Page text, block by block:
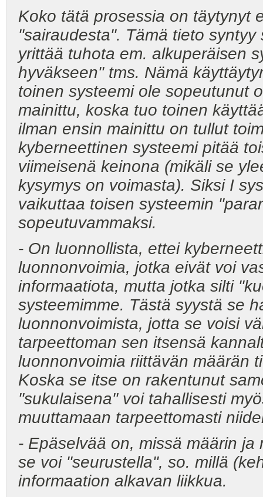
Koko tätä prosessia on täytynyt
"sairaudesta". Tämä tieto
yrittää tuhota em. alkuperäisen
hyväkseen" tms. Nämä
toinen systeemi ole sopeutunut
mainittu, koska tuo toinen
ilman ensin mainittu on tullut
kyberneettinen systeemi pitää
viimeisenä keinona (mikäli se
kysymys on voimasta). Siksi I
vaikuttaa toisen systeemin
sopeutuvammaksi.
- On luonnollista, ettei
luonnonvoimia, jotka eivät voi
informaatiota, mutta jotka silti
systeemimme. Tästä syystä se
luonnonvoimista, jotta se voisi
tarpeettoman sen itsensä
luonnonvoimia riittävän määrän
Koska se itse on rakentunut
"sukulaisena" voi tahallisesti
muuttamaan tarpeettomasti
- Epäselvää on, missä määrin
se voi "seurustella", so. millä
informaation alkavan liikkua.